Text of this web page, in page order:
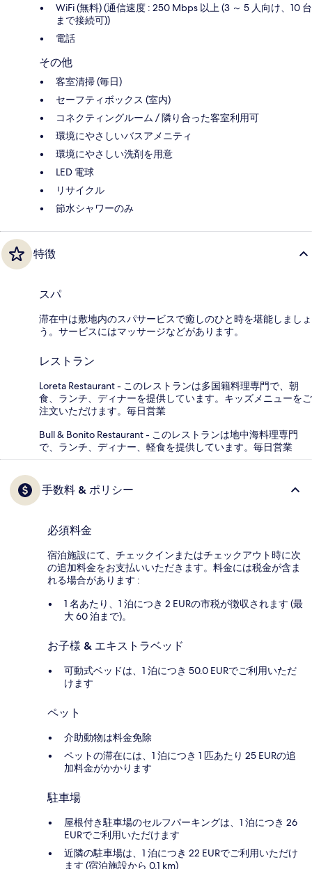
WiFi (無料) (通信速度 : 250 Mbps 以上 (3 ～ 5 人向け、10 台
まで接続可))
電話
その他
客室清掃 (毎日)
セーフティボックス (室内)
コネクティングルーム / 隣り合った客室利用可
環境にやさしいバスアメニティ
環境にやさしい洗剤を用意
LED 電球
リサイクル
節水シャワーのみ
特徴
スパ
滞在中は敷地内のスパサービスで癒しのひと時を堪能しましょ
う。サービスにはマッサージなどがあります。
レストラン
Loreta Restaurant - このレストランは多国籍料理専門で、朝
食、ランチ、ディナーを提供しています。キッズメニューをご
注文いただけます。毎日営業
Bull & Bonito Restaurant - このレストランは地中海料理専門
で、ランチ、ディナー、軽食を提供しています。毎日営業
手数料 & ポリシー
必須料金
宿泊施設にて、チェックインまたはチェックアウト時に次
の追加料金をお支払いいただきます。料金には税金が含ま
れる場合があります :
1 名あたり、1 泊につき 2 EURの市税が徴収されます (最
大 60 泊まで)。
お子様 & エキストラベッド
可動式ベッドは、1 泊につき 50.0 EURでご利用いただ
けます
ペット
介助動物は料金免除
ペットの滞在には、1 泊につき 1 匹あたり 25 EURの追
加料金がかかります
駐車場
屋根付き駐車場のセルフパーキングは、1 泊につき 26
EURでご利用いただけます
近隣の駐車場は、1 泊につき 22 EURでご利用いただけ
ます (宿泊施設から 0.1 km)